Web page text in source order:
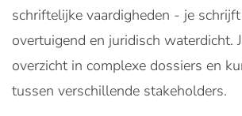
schriftelijke vaardigheden - je
overtuigend en juridisch waterdicht.
overzicht in complexe dossiers en
tussen verschillende stakeholders.